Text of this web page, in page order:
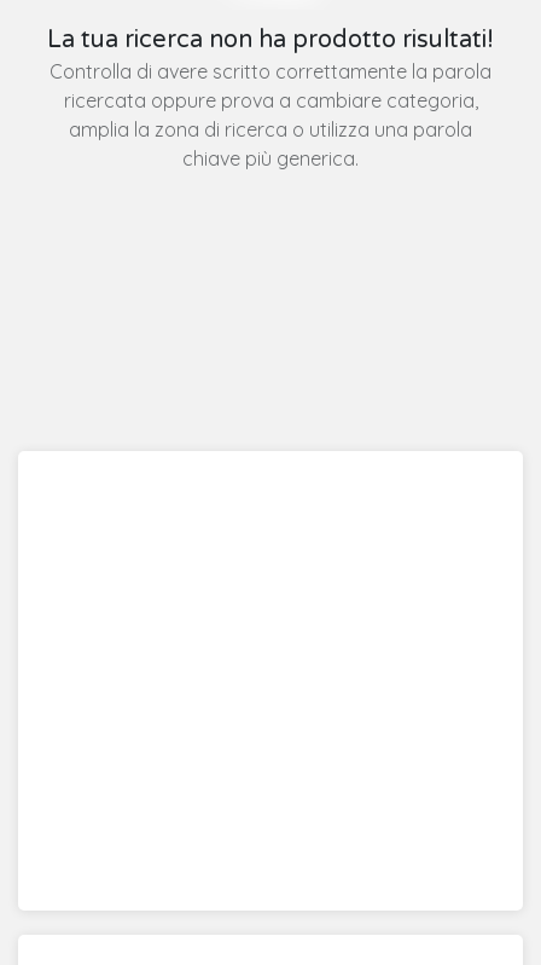
La tua ricerca non ha prodotto risultati!
Controlla di avere scritto correttamente la parola
ricercata oppure prova a cambiare categoria,
amplia la zona di ricerca o utilizza una parola
chiave più generica.